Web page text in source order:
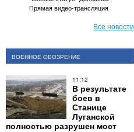
Прямая видео-трансляция
Все новости
ВОЕННОЕ ОБОЗРЕНИЕ
11:12
В результате
боев в
Станице
Луганской
полностью разрушен мост